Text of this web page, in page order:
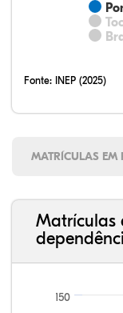
Fonte: INEP (2025)
MATRÍCULAS EM
Matrículas
150